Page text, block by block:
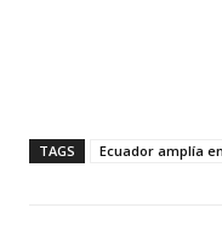
TAGS Ecuador amplía